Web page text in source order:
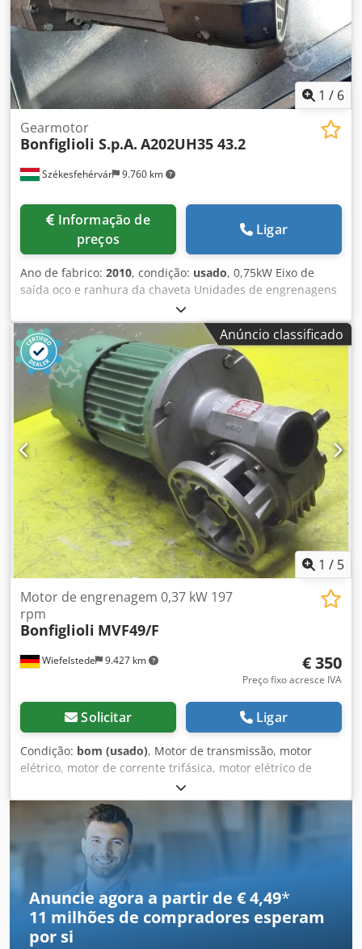
1 / 6
Székesfehérvár 9.760 km
Gearmotor
Bonfiglioli S.p.A. A202UH35 43.2
preços
Ligar
Ano de fabrico: 2010, condição: usado, 0,75kW Eixo de
saída oco e ranhura da chaveta Unidades de engrenagens
cónicas helicoidais Relação de engrenagem 43.2 Dodpfx
Ajh I D Ntoggjck Posição de montagem: VB
Anúncio classificado
1 / 5
Wiefelstede 9.427 km
Motor de engrenagem 0,37 kW 197
rpm
Bonfiglioli MVF49/F
€ 350
Preço fixo acresce IVA
Solicitar Ligar
Condição: bom (usado), Motor de transmissão, motor
elétrico, motor de corrente trifásica, motor elétrico de
transmissão -Fabricante da transmissão: Bonfiglioli,
modelo: MVF49/F -Fabricante do motor: Fimet, modelo:
MOF71A4 -Rotações: 197 rpm -Potência: 0,37 kW -Design:
B5, inclinado -Diâmetro do eixo: Ø 18 mm -Grau de
proteção: IP 44 Dsdpsci Dk Ujfx Aggeck -Quantidade: 1
motor disponível -Preço: por unidade -Dimensões:
400/198/A200 mm -Peso: 16,3 kg
Anuncie agora a partir de € 4,49*
11 milhões de compradores esperam
por si